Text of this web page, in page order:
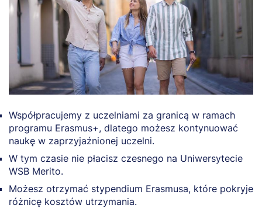
Współpracujemy z uczelniami za granicą w ramach
programu Erasmus+, dlatego możesz kontynuować
naukę w zaprzyjaźnionej uczelni.
W tym czasie nie płacisz czesnego na Uniwersytecie
WSB Merito.
Możesz otrzymać stypendium Erasmusa, które pokryje
różnicę kosztów utrzymania.